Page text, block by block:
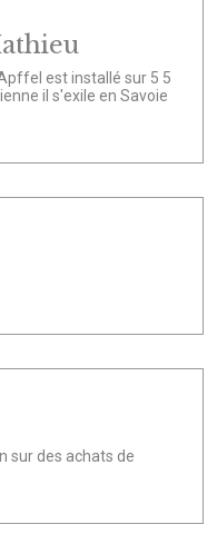
est installé sur 5 5
il s'exile en Savoie
sur des achats de